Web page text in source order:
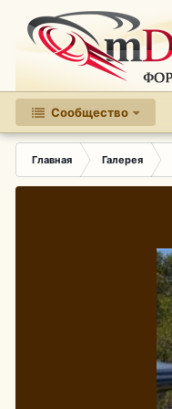
Сообщество
Главная Галерея